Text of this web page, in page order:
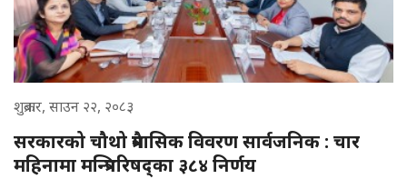
शुक्रबार, साउन २२, २०८३
सरकारको चौथो त्रैमासिक विवरण सार्वजनिक : चार
महिनामा मन्त्रिपरिषद्का ३८४ निर्णय